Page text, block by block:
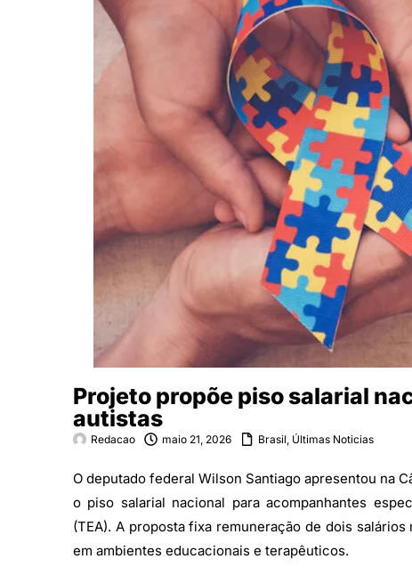
Projeto propõe piso salarial
autistas
Redacao maio 21, 2026 Brasil, Últimas Noticias
O deputado federal Wilson Santiago apresentou na
o piso salarial nacional para acompanhantes
(TEA). A proposta fixa remuneração de dois
em ambientes educacionais e terapêuticos.